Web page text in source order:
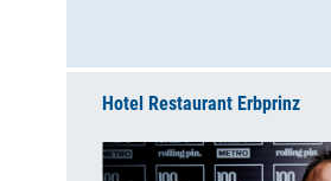
Hotel Restaurant Erbprinz